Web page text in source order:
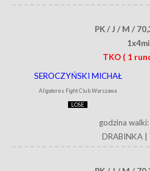
PK / J / M /
TKO ( 1
SEROCZYŃSKI MICHAŁ
Aligatores Fight Club Warszawa
LOSE
godzina
DRABINKA